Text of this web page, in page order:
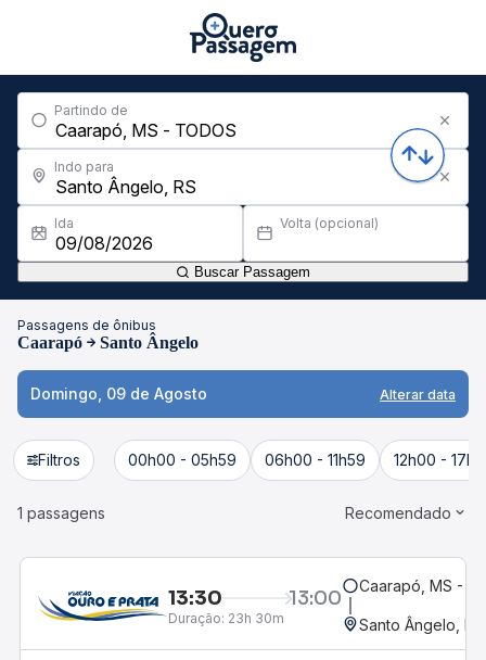
Partindo de
Indo para
Ida Volta (opcional)
Buscar Passagem
Passagens de ônibus
Caarapó Santo Ângelo
Domingo, 09 de Agosto Alterar data
Filtros 00h00 - 05h59 06h00 - 11h59 12h00 -
1 passagens Recomendado
13:30 13:00
Duração: 23h 30m
Caarapó, MS -
Santo Ângelo, RS